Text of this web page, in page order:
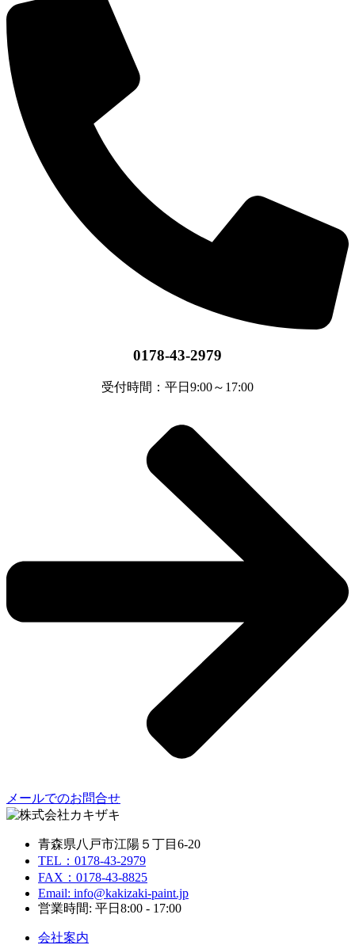
0178-43-2979
受付時間：平日9:00～17:00
メールでのお問合せ
青森県八戸市江陽５丁目6-20
TEL：0178-43-2979
FAX：0178-43-8825
Email: info@kakizaki-paint.jp
営業時間: 平日8:00 - 17:00
会社案内